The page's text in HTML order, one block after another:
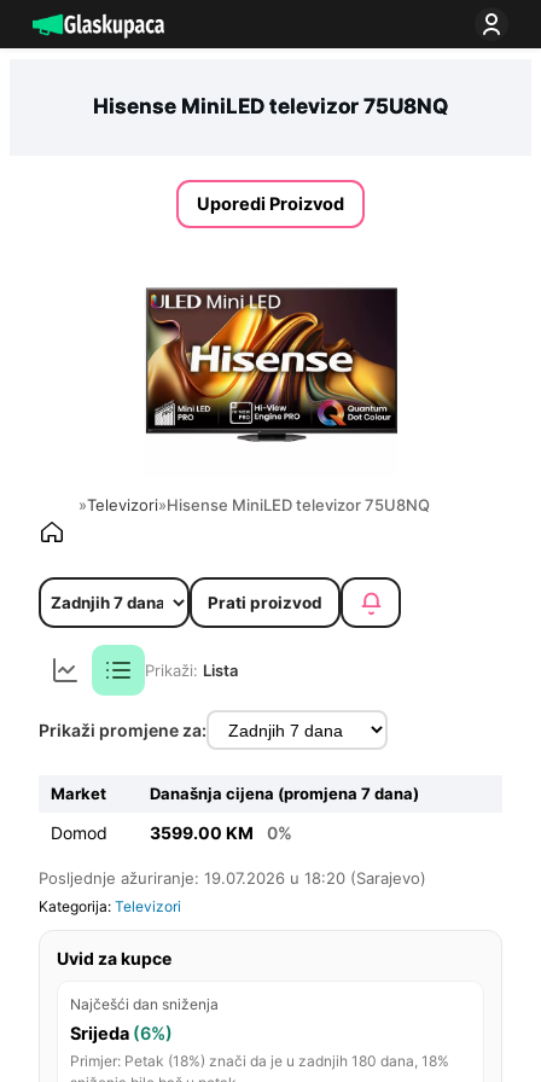
na
Hisense MiniLED televizor 75U8NQ
Uporedi Proizvod
»Televizori»Hisense MiniLED televizor 75U8NQ
Prati proizvod
Prikaži: Lista
Prikaži promjene za:
Market Današnja cijena (promjena 7 dana)
Domod 3599.00 KM 0%
Posljednje ažuriranje: 19.07.2026 u 18:20 (Sarajevo)
Kategorija: Televizori
Uvid za kupce
Najčešći dan sniženja
Srijeda (6%)
Primjer: Petak (18%) znači da je u zadnjih 180 dana, 18%